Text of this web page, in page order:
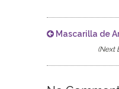
Mascarilla de
(Next